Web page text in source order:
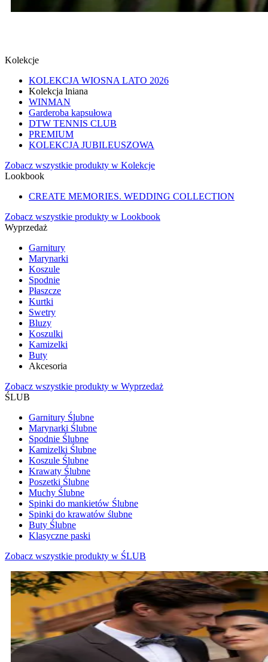
Kolekcje
KOLEKCJA WIOSNA LATO 2026
Kolekcja lniana
WINMAN
Garderoba kapsułowa
DTW TENNIS CLUB
PREMIUM
KOLEKCJA JUBILEUSZOWA
Zobacz wszystkie produkty w Kolekcje
Lookbook
CREATE MEMORIES. WEDDING COLLECTION
Zobacz wszystkie produkty w Lookbook
Wyprzedaż
Garnitury
Marynarki
Koszule
Spodnie
Płaszcze
Kurtki
Swetry
Bluzy
Koszulki
Kamizelki
Buty
Akcesoria
Zobacz wszystkie produkty w Wyprzedaż
ŚLUB
Garnitury Ślubne
Marynarki Ślubne
Spodnie Ślubne
Kamizelki Ślubne
Koszule Ślubne
Krawaty Ślubne
Poszetki Ślubne
Muchy Ślubne
Spinki do mankietów Ślubne
Spinki do krawatów ślubne
Buty Ślubne
Klasyczne paski
Zobacz wszystkie produkty w ŚLUB